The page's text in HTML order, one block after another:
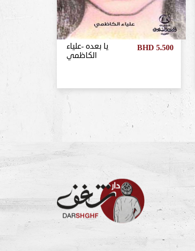
يا بعده -علياء
الكاظمي
BHD 5.500